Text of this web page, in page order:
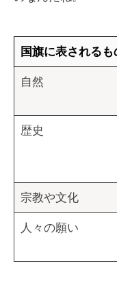
国旗に表されるも
自然
歴史
宗教や文化
人々の願い